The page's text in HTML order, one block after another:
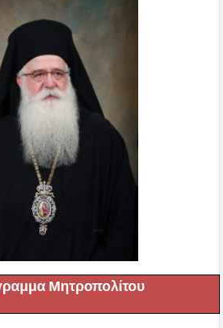
Μητροπολίτου